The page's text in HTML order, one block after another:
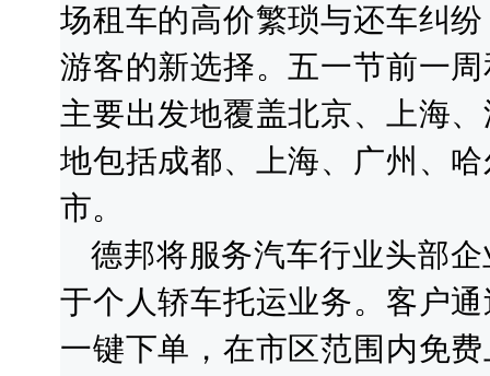
场租车的高价繁琐与还车纠
游客的新选择。五一节前一
主要出发地覆盖北京、上海
地包括成都、上海、广州、
市。
德邦将服务汽车行业头部
于个人轿车托运业务。客户
一键下单，在市区范围内免